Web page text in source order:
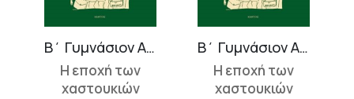
Β΄ Γυμνάσιον Αρρένων Αθηνών
Η εποχή των
χαστουκιών
Β΄ Γυμνάσιον Αρρένων Αθηνών
Η εποχή των
χαστουκιών